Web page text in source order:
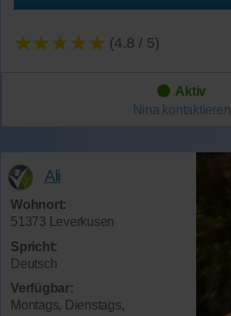
★★★★★ (4.8 / 5)
Aktiv
Nina kontaktieren
Ali
Wohnort:
51373 Leverkusen
Spricht:
Deutsch
Verfügbar:
Montags, Dienstags,